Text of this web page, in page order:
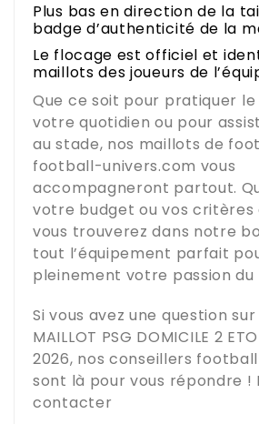
Plus bas en direction de la
badge d’authenticité de la
Le flocage est officiel et
maillots des joueurs de
Que ce soit pour pratiquer
votre quotidien ou pour
au stade, nos maillots de
football-univers.com vous
accompagneront partout.
votre budget ou vos
vous trouverez dans notre
tout l’équipement parfait
pleinement votre passion
Si vous avez une question
MAILLOT PSG DOMICILE 2
2026, nos conseillers
sont là pour vous répondre !
contacter